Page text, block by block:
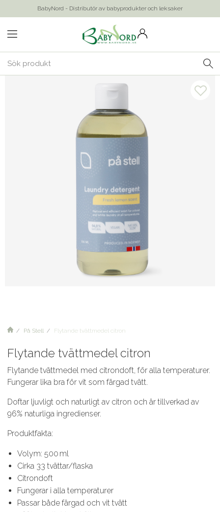
BabyNord - Distributör av babyprodukter och leksaker
På Stell Flytande tvättmedel citron
Flytande tvättmedel citron
Flytande tvättmedel med citrondoft, för alla temperaturer.
Fungerar lika bra för vit som färgad tvätt.
Doftar ljuvligt och naturligt av citron och är tillverkad av
96% naturliga ingredienser.
Produktfakta:
Volym: 500 ml
Cirka 33 tvättar/flaska
Citrondoft
Fungerar i alla temperaturer
Passar både färgad och vit tvätt